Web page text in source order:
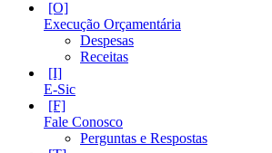
Execução Orçamentária
Despesas
Receitas
E-Sic
Fale Conosco
Perguntas e Respostas